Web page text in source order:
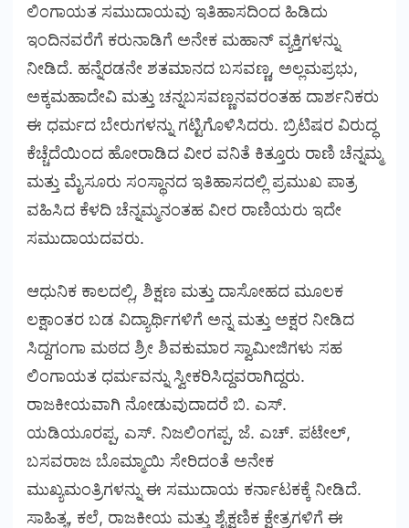
ಲಿಂಗಾಯತ ಸಮುದಾಯವು ಇತಿಹಾಸದಿಂದ ಹಿಡಿದು
ಇಂದಿನವರೆಗೆ ಕರುನಾಡಿಗೆ ಅನೇಕ ಮಹಾನ್ ವ್ಯಕ್ತಿಗಳನ್ನು
ನೀಡಿದೆ. ಹನ್ನೆರಡನೇ ಶತಮಾನದ ಬಸವಣ್ಣ, ಅಲ್ಲಮಪ್ರಭು,
ಅಕ್ಕಮಹಾದೇವಿ ಮತ್ತು ಚನ್ನಬಸವಣ್ಣನವರಂತಹ ದಾರ್ಶನಿಕರು
ಈ ಧರ್ಮದ ಬೇರುಗಳನ್ನು ಗಟ್ಟಿಗೊಳಿಸಿದರು. ಬ್ರಿಟಿಷರ ವಿರುದ್ಧ
ಕೆಚ್ಚೆದೆಯಿಂದ ಹೋರಾಡಿದ ವೀರ ವನಿತೆ ಕಿತ್ತೂರು ರಾಣಿ ಚೆನ್ನಮ್ಮ
ಮತ್ತು ಮೈಸೂರು ಸಂಸ್ಥಾನದ ಇತಿಹಾಸದಲ್ಲಿ ಪ್ರಮುಖ ಪಾತ್ರ
ವಹಿಸಿದ ಕೆಳದಿ ಚೆನ್ನಮ್ಮನಂತಹ ವೀರ ರಾಣಿಯರು ಇದೇ
ಸಮುದಾಯದವರು.
ಆಧುನಿಕ ಕಾಲದಲ್ಲಿ, ಶಿಕ್ಷಣ ಮತ್ತು ದಾಸೋಹದ ಮೂಲಕ
ಲಕ್ಷಾಂತರ ಬಡ ವಿದ್ಯಾರ್ಥಿಗಳಿಗೆ ಅನ್ನ ಮತ್ತು ಅಕ್ಷರ ನೀಡಿದ
ಸಿದ್ದಗಂಗಾ ಮಠದ ಶ್ರೀ ಶಿವಕುಮಾರ ಸ್ವಾಮೀಜಿಗಳು ಸಹ
ಲಿಂಗಾಯತ ಧರ್ಮವನ್ನು ಸ್ವೀಕರಿಸಿದ್ದವರಾಗಿದ್ದರು.
ರಾಜಕೀಯವಾಗಿ ನೋಡುವುದಾದರೆ ಬಿ. ಎಸ್.
ಯಡಿಯೂರಪ್ಪ, ಎಸ್. ನಿಜಲಿಂಗಪ್ಪ, ಜೆ. ಎಚ್. ಪಟೇಲ್,
ಬಸವರಾಜ ಬೊಮ್ಮಾಯಿ ಸೇರಿದಂತೆ ಅನೇಕ
ಮುಖ್ಯಮಂತ್ರಿಗಳನ್ನು ಈ ಸಮುದಾಯ ಕರ್ನಾಟಕಕ್ಕೆ ನೀಡಿದೆ.
ಸಾಹಿತ್ಯ, ಕಲೆ, ರಾಜಕೀಯ ಮತ್ತು ಶೈಕ್ಷಣಿಕ ಕ್ಷೇತ್ರಗಳಿಗೆ ಈ